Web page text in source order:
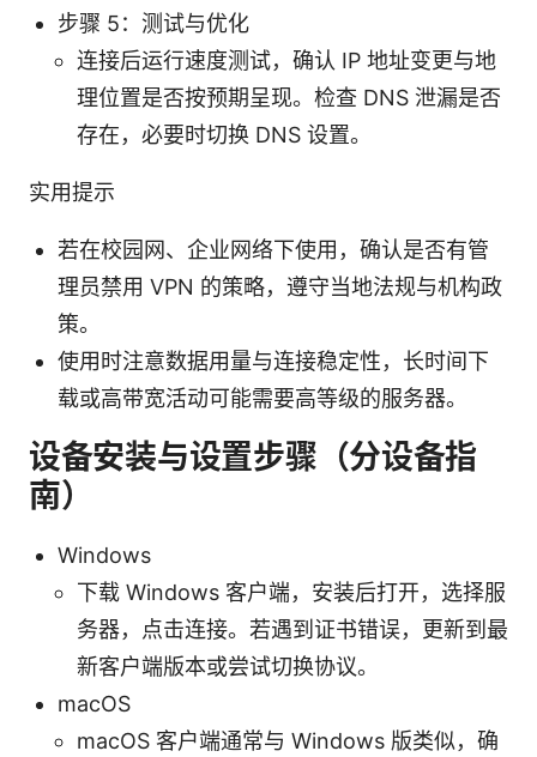
步骤 5：测试与优化
连接后运行速度测试，确认 IP 地址变更与地
理位置是否按预期呈现。检查 DNS 泄漏是否
存在，必要时切换 DNS 设置。
实用提示
若在校园网、企业网络下使用，确认是否有管
理员禁用 VPN 的策略，遵守当地法规与机构政
策。
使用时注意数据用量与连接稳定性，长时间下
载或高带宽活动可能需要高等级的服务器。
设备安装与设置步骤（分设备指
南）
Windows
下载 Windows 客户端，安装后打开，选择服
务器，点击连接。若遇到证书错误，更新到最
新客户端版本或尝试切换协议。
macOS
macOS 客户端通常与 Windows 版类似，确